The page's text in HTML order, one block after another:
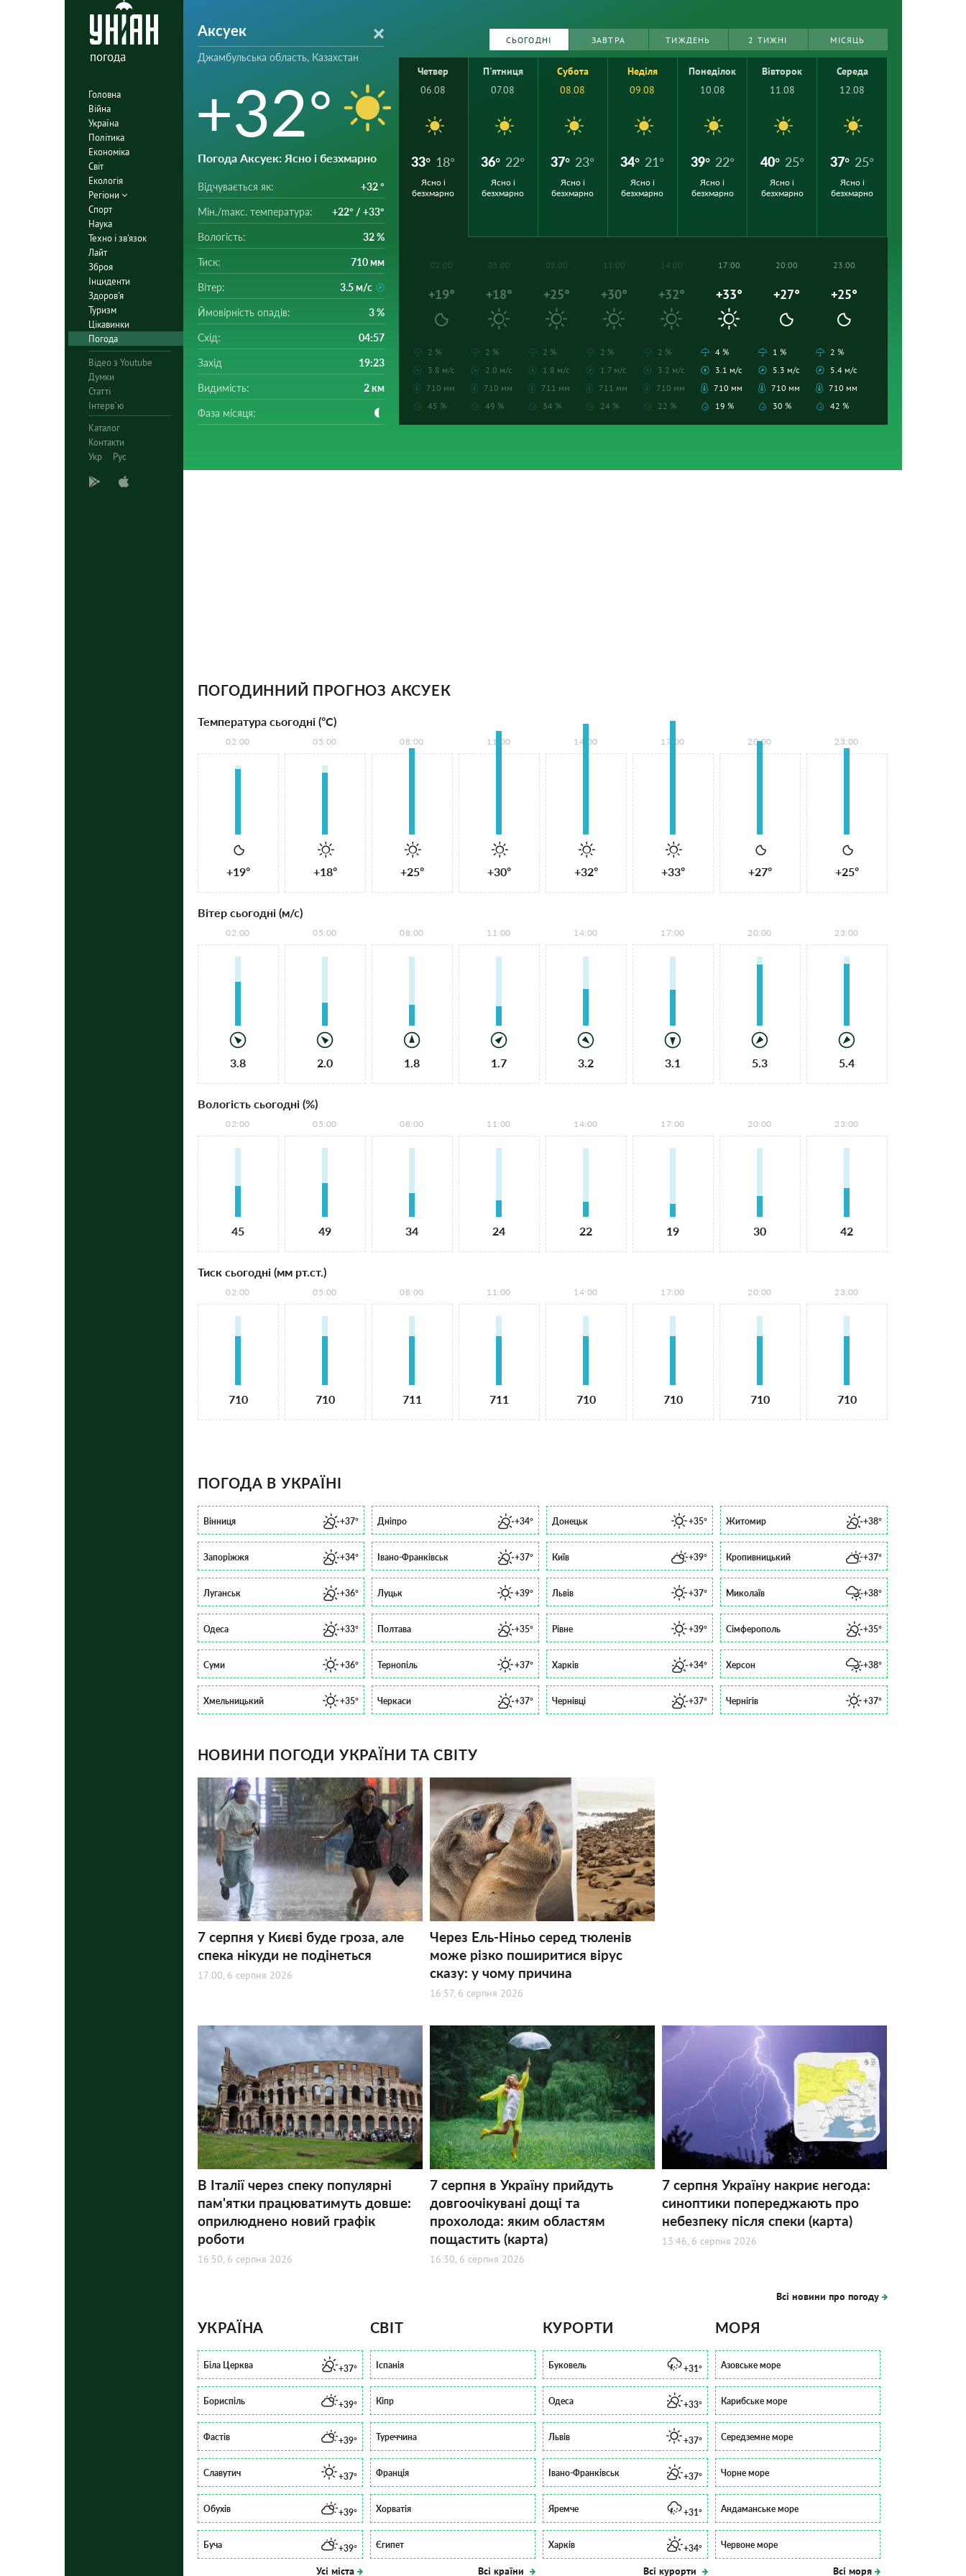
погода
Головна
Війна
Україна
Політика
Економіка
Світ
Екологія
Регіони
Спорт
Наука
Техно і зв'язок
Лайт
Зброя
Інциденти
Здоров'я
Туризм
Цікавинки
Погода
Відео з Youtube
Думки
Статті
Інтерв`ю
Каталог
Контакти
Укр
Рус
Аксуек
Джамбульська область, Казахстан
+32°
Погода Аксуек: Ясно і безхмарно
Відчувається як: +32 °
Мін./mакс. температура: +22° / +33°
Вологість: 32 %
Тиск: 710 мм
Вітер: 3.5 м/с
Ймовірність опадів: 3 %
Схід: 04:57
Захід 19:23
Видимість: 2 км
Фаза місяця:
СЬОГОДНІ ЗАВТРА ТИЖДЕНЬ 2 ТИЖНІ МІСЯЦЬ
Четвер
06.08
33° 18°
Ясно і
безхмарно
П'ятниця
07.08
36° 22°
Ясно і
безхмарно
Субота
08.08
37° 23°
Ясно і
безхмарно
Неділя
09.08
34° 21°
Ясно і
безхмарно
Понеділок
10.08
39° 22°
Ясно і
безхмарно
Вівторок
11.08
40° 25°
Ясно і
безхмарно
Середа
12.08
37° 25°
Ясно і
безхмарно
02:00
+19°
2 %
3.8 м/с
710 мм
45 %
05:00
+18°
2 %
2.0 м/с
710 мм
49 %
08:00
+25°
2 %
1.8 м/с
711 мм
34 %
11:00
+30°
2 %
1.7 м/с
711 мм
24 %
14:00
+32°
2 %
3.2 м/с
710 мм
22 %
17:00
+33°
4 %
3.1 м/с
710 мм
19 %
20:00
+27°
1 %
5.3 м/с
710 мм
30 %
23:00
+25°
2 %
5.4 м/с
710 мм
42 %
ПОГОДИННИЙ ПРОГНОЗ АКСУЕК
Температура сьогодні (°С)
02:00
+19°
05:00
+18°
08:00
+25°
11:00
+30°
14:00
+32°
17:00
+33°
20:00
+27°
23:00
+25°
Вітер сьогодні (м/с)
02:00
3.8
05:00
2.0
08:00
1.8
11:00
1.7
14:00
3.2
17:00
3.1
20:00
5.3
23:00
5.4
Вологість сьогодні (%)
02:00
45
05:00
49
08:00
34
11:00
24
14:00
22
17:00
19
20:00
30
23:00
42
Тиск сьогодні (мм рт.ст.)
02:00
710
05:00
710
08:00
711
11:00
711
14:00
710
17:00
710
20:00
710
23:00
710
ПОГОДА В УКРАЇНІ
Вінниця +37° Дніпро +34° Донецьк +35° Житомир +38°
Запоріжжя +34° Івано-Франківськ +37° Київ +39° Кропивницький +37°
Луганськ +36° Луцьк +39° Львів +37° Миколаїв +38°
Одеса +33° Полтава +35° Рівне +39° Сімферополь +35°
Суми +36° Тернопіль +37° Харків +34° Херсон +38°
Хмельницький +35° Черкаси +37° Чернівці +37° Чернігів +37°
НОВИНИ ПОГОДИ УКРАЇНИ ТА СВІТУ
7 серпня у Києві буде гроза, але
спека нікуди не подінеться
17:00, 6 серпня 2026
Через Ель-Ніньо серед тюленів
може різко поширитися вірус
сказу: у чому причина
16:57, 6 серпня 2026
В Італії через спеку популярні
пам'ятки працюватимуть довше:
оприлюднено новий графік
роботи
16:50, 6 серпня 2026
7 серпня в Україну прийдуть
довгоочікувані дощі та
прохолода: яким областям
пощастить (карта)
16:30, 6 серпня 2026
7 серпня Україну накриє негода:
синоптики попереджають про
небезпеку після спеки (карта)
13:46, 6 серпня 2026
Всі новини про погоду
УКРАЇНА
Біла Церква +37°
Бориспіль +39°
Фастів +39°
Славутич +37°
Обухів +39°
Буча +39°
Усі міста
СВІТ
Іспанія
Кіпр
Туреччина
Франція
Хорватія
Єгипет
Всі країни
КУРОРТИ
Буковель +31°
Одеса +33°
Львів +37°
Івано-Франківськ +37°
Яремче +31°
Харків +34°
Всі курорти
МОРЯ
Азовське море
Карибське море
Середземне море
Чорне море
Андаманське море
Червоне море
Всі моря